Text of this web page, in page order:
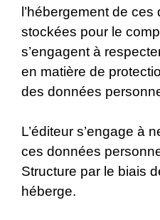
l’hébergement de
stockées pour le
s’engagent à
en matière de
des données
L’éditeur s’engage à
ces données
Structure par le biais
héberge.